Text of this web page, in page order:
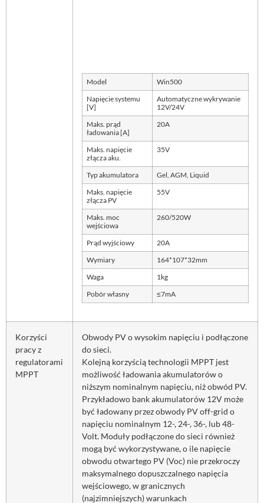
Model Win500
Napięcie systemu
[V]
Automatyczne wykrywanie
12V/24V
Maks. prąd
ładowania [A]
20A
Maks. napięcie
złącza aku.
35V
Typ akumulatora Gel, AGM, Liquid
Maks. napięcie
złącza PV
55V
Maks. moc
wejściowa
260/520W
Prąd wyjściowy 20A
Wymiary 164*107*32mm
Waga 1kg
Pobór własny ≤7mA
Korzyści
pracy z
regulatorami
MPPT
Obwody PV o wysokim napięciu i podłączone
do sieci.
Kolejną korzyścią technologii MPPT jest
możliwość ładowania akumulatorów o
niższym nominalnym napięciu, niż obwód PV.
Przykładowo bank akumulatorów 12V może
być ładowany przez obwody PV off-grid o
napięciu nominalnym 12-, 24-, 36-, lub 48-
Volt. Moduły podłączone do sieci również
mogą być wykorzystywane, o ile napięcie
obwodu otwartego PV (Voc) nie przekroczy
maksymalnego dopuszczalnego napięcia
wejściowego, w granicznych
(najzimniejszych) warunkach